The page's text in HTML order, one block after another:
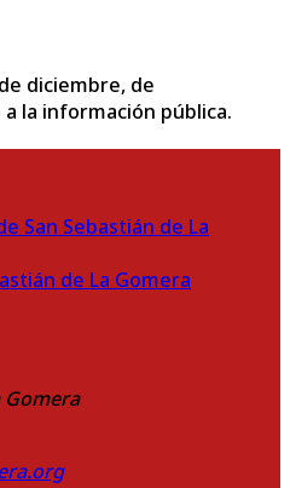
diciembre, de
la información pública.
de La Gomera
Gomera